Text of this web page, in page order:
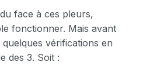
face à ces pleurs,
fonctionner. Mais avant
vérifications en
des 3. Soit :